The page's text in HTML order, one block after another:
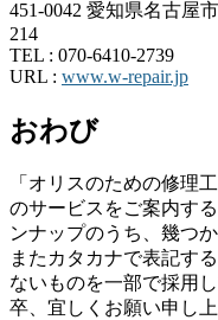
451-0042 愛知県名古屋
214
TEL : 070-6410-2739
URL : www.w-repair.jp
おわび
「オリスのための修理
のサービスをご案内す
ンナップのうち、幾つ
またカタカナで表記す
ないものを一部で採用
卒、宜しくお願い申し上